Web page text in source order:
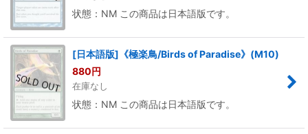
状態：NM この商品は日本語版です。
[日本語版]《極楽鳥/Birds of Paradise》(M10)
880円
在庫なし
状態：NM この商品は日本語版です。